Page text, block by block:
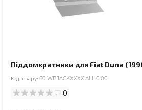
Піддомкратники для Fiat Duna
Код товару: 60.WBJACKXXXX.ALL.0.00
0